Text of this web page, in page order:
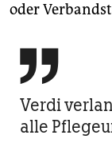
oder

Verdi
alle